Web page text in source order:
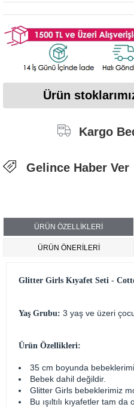
Ürün
Kargo
Gelince Haber Ver
ÜRÜN ÖZELLIKLERI
ÜRÜN ÖNERILERI
Glitter Girls Kıyafet Seti -
Yaş Grubu: 3 yaş ve üzeri
Ürün Özellikleri:
35 cm boyunda
Bebek dahil değildir.
Glitter Girls bebeklerimiz
Bu ışıltılı kıyafetler tam